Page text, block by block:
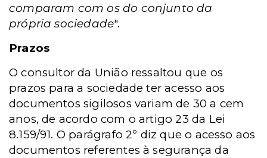
comparam com os do conjunto da
própria sociedade".
Prazos
O consultor da União ressaltou que os
prazos para a sociedade ter acesso aos
documentos sigilosos variam de 30 a cem
anos, de acordo com o artigo 23 da Lei
8.159/91. O parágrafo 2º diz que o acesso aos
documentos referentes à segurança da